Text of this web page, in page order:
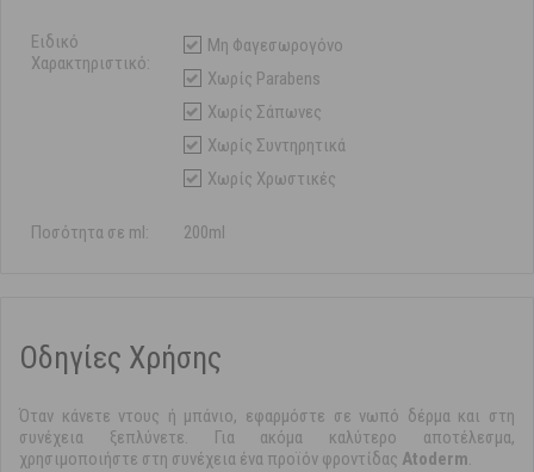
Ειδικό
Χαρακτηριστικό:
Μη Φαγεσωρογόνο
Χωρίς Parabens
Χωρίς Σάπωνες
Χωρίς Συντηρητικά
Χωρίς Χρωστικές
Ποσότητα σε ml: 200ml
Οδηγίες Χρήσης
Όταν κάνετε ντους ή μπάνιο, εφαρμόστε σε νωπό δέρμα και στη
συνέχεια ξεπλύνετε. Για ακόμα καλύτερο αποτέλεσμα,
χρησιμοποιήστε στη συνέχεια ένα προϊόν φροντίδας Atoderm.